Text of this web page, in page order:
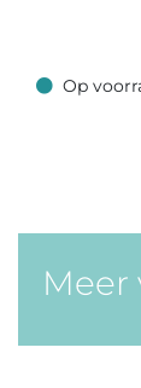
Op voorraad
Op